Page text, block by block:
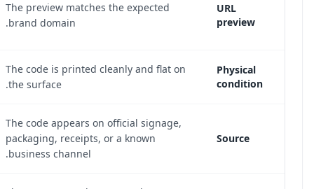
shortener, misspelled domain, or unusual
top-level domain.
The code has raised edges, a sticker border,
misalignment, or visible layering.
The code appears in unsolicited email,
unknown flyers, unexpected mail, or
unofficial signage.